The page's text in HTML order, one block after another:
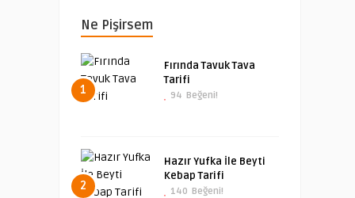
Ne Pişirsem
1
Fırında Tavuk Tava
Tarifi
94 Beğeni!
2
Hazır Yufka İle Beyti
Kebap Tarifi
140 Beğeni!